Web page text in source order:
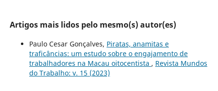
Artigos mais lidos pelo mesmo(s) autor(es)
Paulo Cesar Gonçalves, Piratas, anamitas e
traficâncias: um estudo sobre o engajamento de
trabalhadores na Macau oitocentista , Revista Mundos
do Trabalho: v. 15 (2023)